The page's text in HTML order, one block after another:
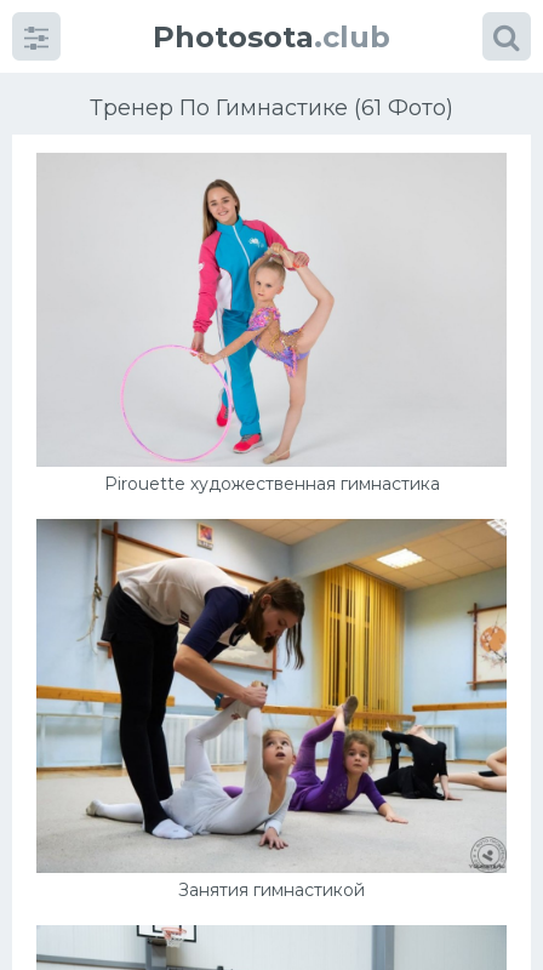
Photosota.club
Тренер По Гимнастике (61 Фото)
Pirouette художественная гимнастика
Занятия гимнастикой
Категории Фото
Еще картинки...
Велогонки
Конькобежный спорт
Тренажеры
Интерьер квартиры